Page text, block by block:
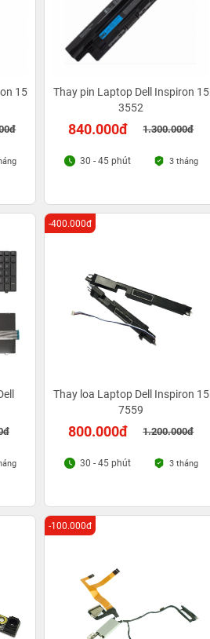
15
Thay pin Laptop Dell Inspiron 15
3552
840.000đ 1.300.000đ
30 - 45 phút 3 tháng
Thay loa Laptop Dell Inspiron 15
7559
800.000đ 1.200.000đ
-400.000đ
30 - 45 phút 3 tháng
-100.000đ